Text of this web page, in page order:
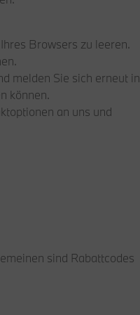
Browsers zu leeren.
melden Sie sich erneut in
können.
an uns und
sind Rabattcodes